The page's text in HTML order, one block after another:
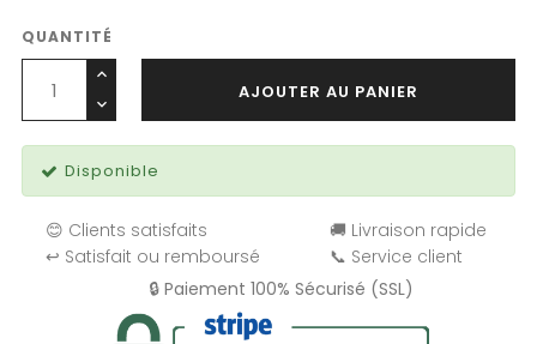
QUANTITÉ
AJOUTER AU PANIER
Disponible
😊 Clients satisfaits
🚚 Livraison rapide
↩️ Satisfait ou remboursé
📞 Service client
🔒 Paiement 100% Sécurisé (SSL)